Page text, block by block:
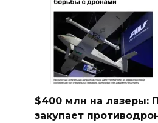
$400 млн на лазеры:
закупает